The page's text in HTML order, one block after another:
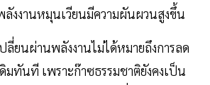
งงานหมุนเวียนมีความผันผวนสูงขึ้น
ปลี่ยนผ่านพลังงานไม่ได้หมายถึงการลด
มทันที เพราะก๊าซธรรมชาติยังคงเป็น